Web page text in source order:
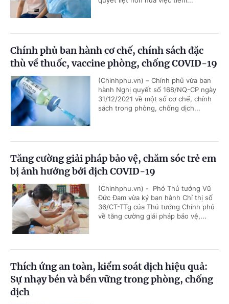
Chính phủ ban hành cơ chế, chính sách đặc
thù về thuốc, vaccine phòng, chống COVID-19
(Chinhphu.vn) – Chính phủ vừa ban
hành Nghị quyết số 168/NQ-CP ngày
31/12/2021 về một số cơ chế, chính
sách trong phòng, chống dịch...
Tăng cường giải pháp bảo vệ, chăm sóc trẻ em
bị ảnh hưởng bởi dịch COVID-19
(Chinhphu.vn) - Phó Thủ tướng Vũ
Đức Đam vừa ký ban hành Chỉ thị số
36/CT-TTg của Thủ tướng Chính phủ
về tăng cường giải pháp bảo vệ,...
Thích ứng an toàn, kiểm soát dịch hiệu quả:
Sự nhạy bén và bền vững trong phòng, chống
dịch